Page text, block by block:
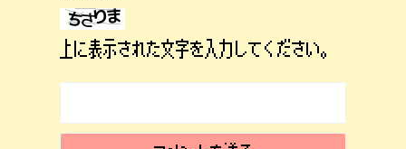
上に表示された文字を入力してください。